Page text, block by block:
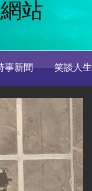
事新聞 笑談人生